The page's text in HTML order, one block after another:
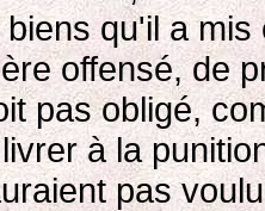
qu'il a
offensé, de
pas obligé,
à la
pas